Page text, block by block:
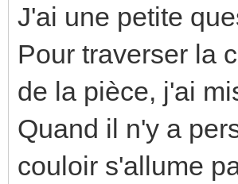
J'ai une petite
Pour traverser la
de la pièce, j'ai
Quand il n'y a
couloir s'allume